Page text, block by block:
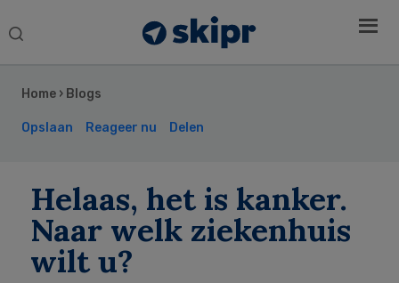
Search
Home › Blogs
Opslaan Reageer nu Delen
Helaas, het is kanker.
Naar welk ziekenhuis
wilt u?
Sidebar